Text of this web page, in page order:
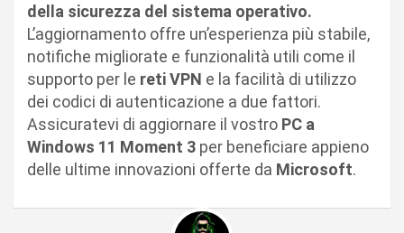
della sicurezza del sistema operativo.
L’aggiornamento offre un’esperienza più stabile,
notifiche migliorate e funzionalità utili come il
supporto per le reti VPN e la facilità di utilizzo
dei codici di autenticazione a due fattori.
Assicuratevi di aggiornare il vostro PC a
Windows 11 Moment 3 per beneficiare appieno
delle ultime innovazioni offerte da Microsoft.